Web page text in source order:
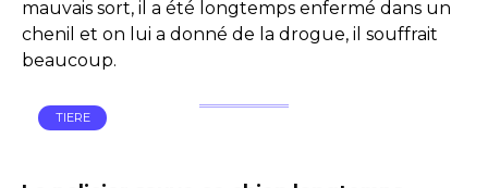
mauvais sort, il a été longtemps enfermé dans un
chenil et on lui a donné de la drogue, il souffrait
beaucoup.
TIERE